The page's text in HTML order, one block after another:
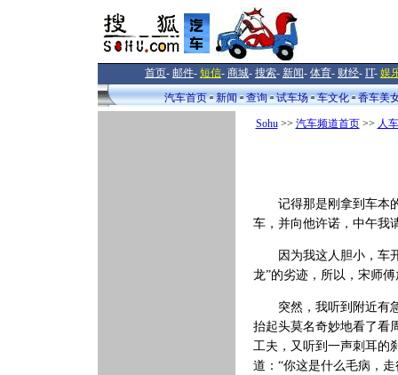
首页- 邮件- 短信- 商城- 搜索- 新闻- 体育- 财经- IT- 娱
汽车首页
新闻 查询 试车场 车文化 香车美
Sohu>> 汽车频道首页>> 人
记得那是刚拿到车本的
车，并向他许诺，中午我
因为我这人胆小，车开
龙”的劣迹，所以，宋师
突然，我听到附近有急
抬起头莫名奇妙地看了看
工夫，又听到一声刺耳的
道：“你这是什么毛病，